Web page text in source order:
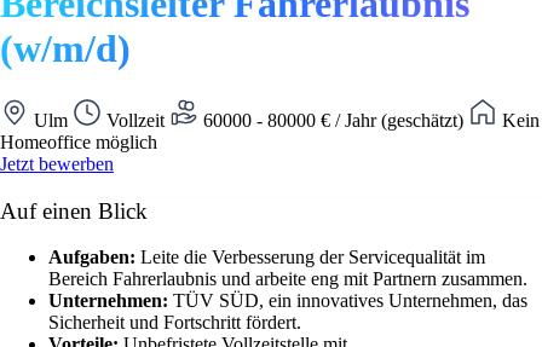
(w/m/d)
Ulm Vollzeit 60000 - 80000 € / Jahr (geschätzt)
Kein
Homeoffice möglich
Jetzt bewerben
Auf einen Blick
Aufgaben: Leite die Verbesserung der Servicequalität im
Bereich Fahrerlaubnis und arbeite eng mit Partnern zusammen.
Unternehmen: TÜV SÜD, ein innovatives Unternehmen, das
Sicherheit und Fortschritt fördert.